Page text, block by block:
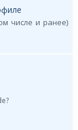
числе и ранее)